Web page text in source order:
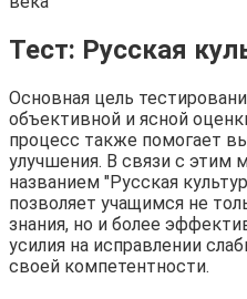
Тест: Русская
Основная цель
объективной и ясной
процесс также помогает
улучшения. В связи с этим
названием "Русская
позволяет учащимся не
знания, но и более
усилия на исправлении
своей компетентности.